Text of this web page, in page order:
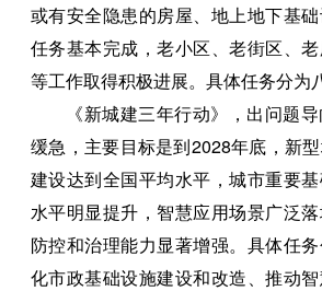
或有安全隐患的房屋、地上地下基
任务基本完成，老小区、老街区、
等工作取得积极进展。具体任务分为
《新城建三年行动》，出问题
缓急，主要目标是到2028年底，新
建设达到全国平均水平，城市重要
水平明显提升，智慧应用场景广泛
防控和治理能力显著增强。具体任
化市政基础设施建设和改造、推动